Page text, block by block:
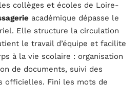
collèges et écoles de Loire-
académique dépasse le
Elle structure la circulation
le travail d’équipe et facilite
à la vie scolaire : organisation
de documents, suivi des
officielles. Fini les mots de